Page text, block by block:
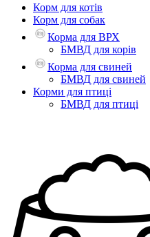
Корм для котів
Корм для собак
Корма для ВРХ
БМВД для корів
Корма для свиней
БМВД для свиней
Корми для птиці
БМВД для птиці